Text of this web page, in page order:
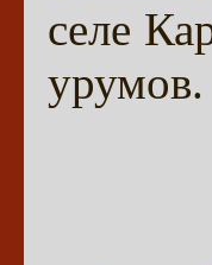
селе
урумов.